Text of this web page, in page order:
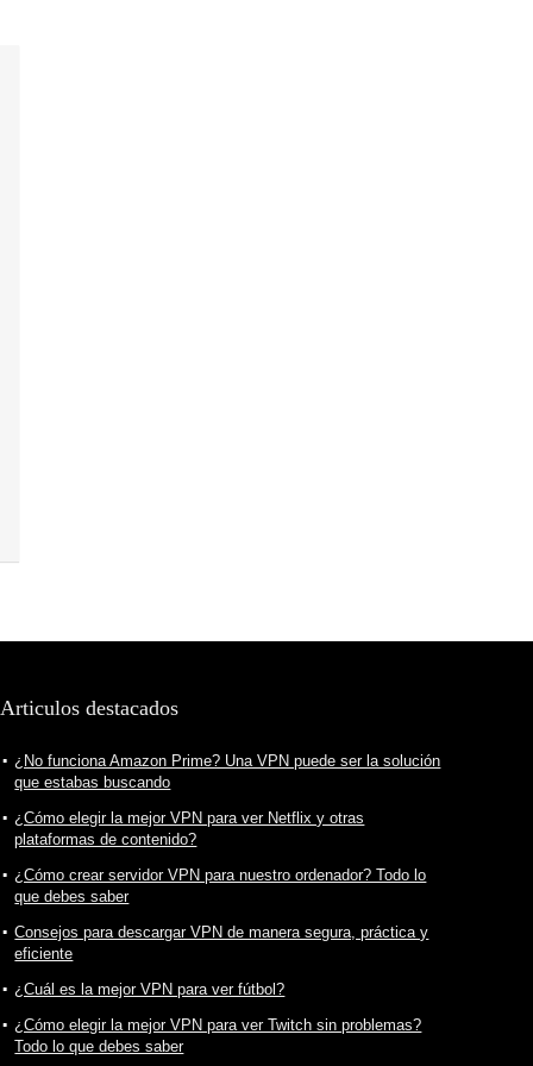
Articulos destacados
¿No funciona Amazon Prime? Una VPN puede ser la solución
que estabas buscando
¿Cómo elegir la mejor VPN para ver Netflix y otras
plataformas de contenido?
¿Cómo crear servidor VPN para nuestro ordenador? Todo lo
que debes saber
Consejos para descargar VPN de manera segura, práctica y
eficiente
¿Cuál es la mejor VPN para ver fútbol?
¿Cómo elegir la mejor VPN para ver Twitch sin problemas?
Todo lo que debes saber